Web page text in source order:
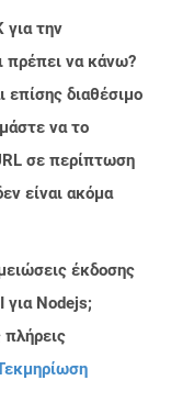
την
πρέπει να κάνω?
επίσης διαθέσιμο
να το
σε περίπτωση
είναι ακόμα
έκδοσης
για Nodejs;
πλήρεις